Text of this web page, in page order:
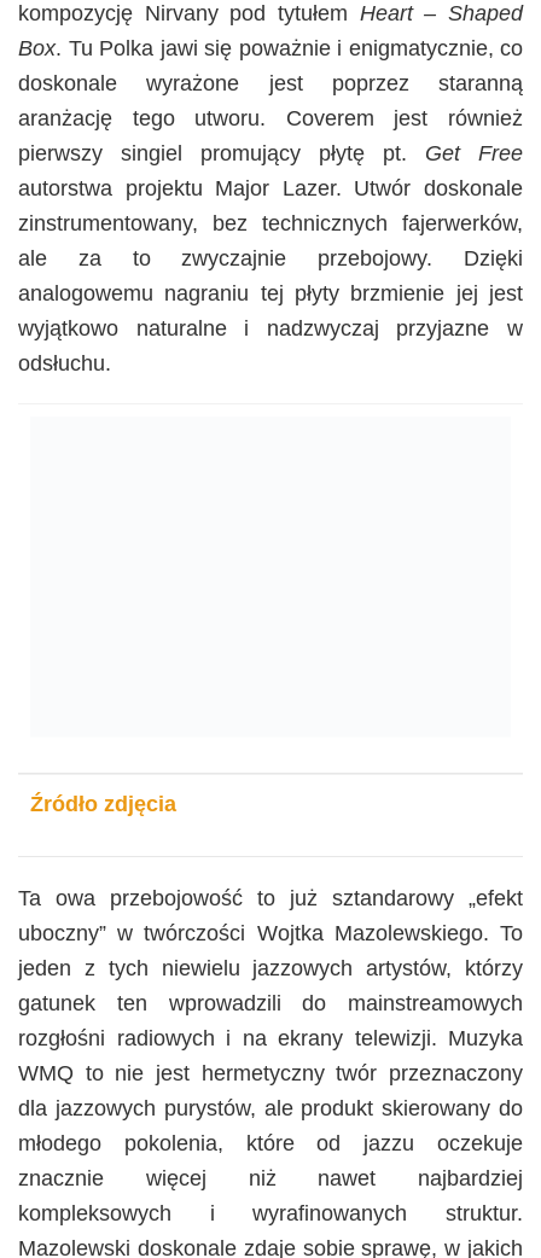
kompozycję Nirvany pod tytułem Heart – Shaped
Box. Tu Polka jawi się poważnie i enigmatycznie, co
doskonale wyrażone jest poprzez staranną
aranżację tego utworu. Coverem jest również
pierwszy singiel promujący płytę pt. Get Free
autorstwa projektu Major Lazer. Utwór doskonale
zinstrumentowany, bez technicznych fajerwerków,
ale za to zwyczajnie przebojowy. Dzięki
analogowemu nagraniu tej płyty brzmienie jej jest
wyjątkowo naturalne i nadzwyczaj przyjazne w
odsłuchu.
Źródło zdjęcia
Ta owa przebojowość to już sztandarowy „efekt
uboczny” w twórczości Wojtka Mazolewskiego. To
jeden z tych niewielu jazzowych artystów, którzy
gatunek ten wprowadzili do mainstreamowych
rozgłośni radiowych i na ekrany telewizji. Muzyka
WMQ to nie jest hermetyczny twór przeznaczony
dla jazzowych purystów, ale produkt skierowany do
młodego pokolenia, które od jazzu oczekuje
znacznie więcej niż nawet najbardziej
kompleksowych i wyrafinowanych struktur.
Mazolewski doskonale zdaje sobie sprawę, w jakich